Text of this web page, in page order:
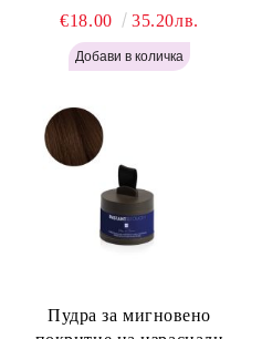
корени Русо - Labor Pro
Instant Retouch Powder -
Blonde H645
€18.00 35.20лв.
Пудра за мигновено